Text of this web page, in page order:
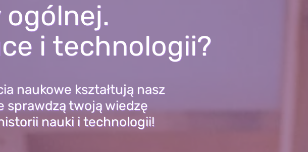
ogólnej.
i technologii?
naukowe kształtują nasz
sprawdzą twoją wiedzę
nauki i technologii!